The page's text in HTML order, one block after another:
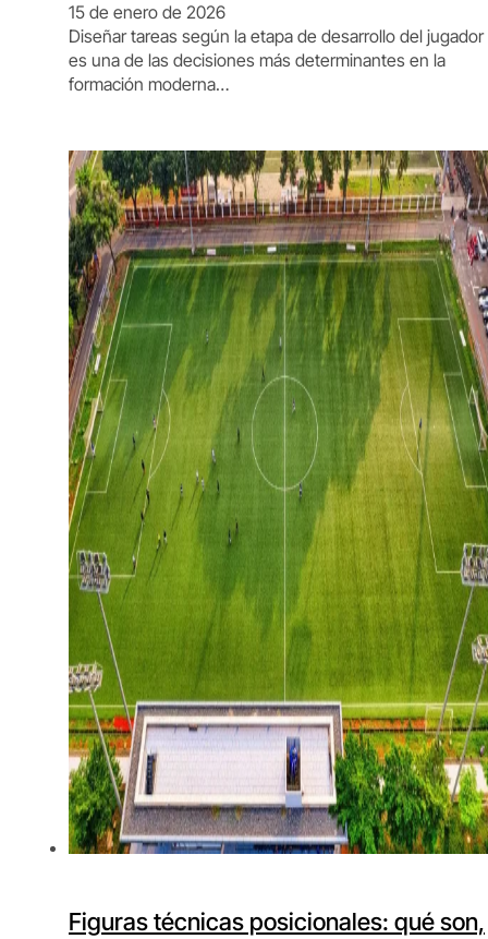
15 de enero de 2026
Diseñar tareas según la etapa de desarrollo del jugador
es una de las decisiones más determinantes en la
formación moderna…
Figuras técnicas posicionales: qué son,